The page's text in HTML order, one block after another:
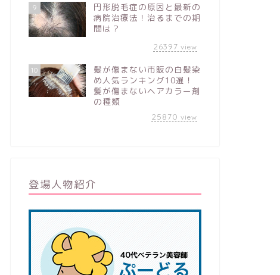
9
円形脱毛症の原因と最新の
病院治療法！治るまでの期
間は？
26397 view
10
髪が傷まない市販の白髪染
め人気ランキング10選！
髪が傷まないヘアカラー剤
の種類
25870 view
登場人物紹介